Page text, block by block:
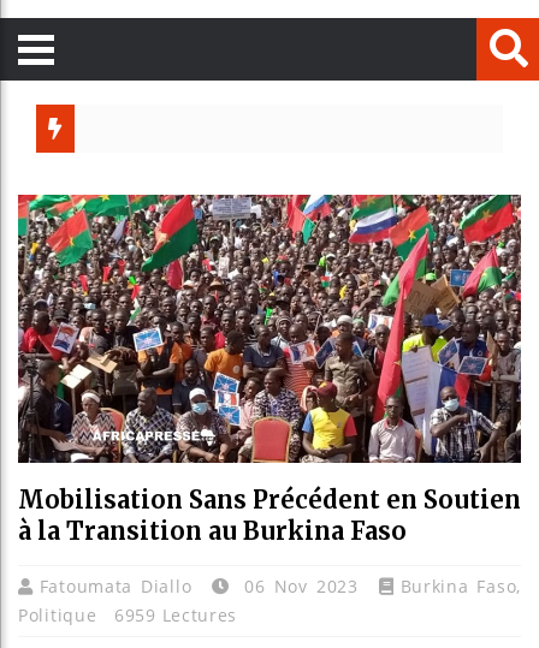
Bénin :
Aliko
Mobilisation Sans Précédent en Soutien
à la Transition au Burkina Faso
Fatoumata Diallo 06 Nov 2023 Burkina Faso,
Politique
6959 Lectures